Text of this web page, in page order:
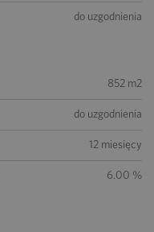
do uzgodnienia
852 m2
do uzgodnienia
12 miesięcy
6.00 %